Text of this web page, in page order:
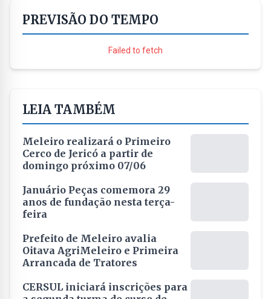
PREVISÃO DO TEMPO
Failed to fetch
LEIA TAMBÉM
Meleiro realizará o Primeiro
Cerco de Jericó a partir de
domingo próximo 07/06
Januário Peças comemora 29
anos de fundação nesta terça-
feira
Prefeito de Meleiro avalia
Oitava AgriMeleiro e Primeira
Arrancada de Tratores
CERSUL iniciará inscrições para